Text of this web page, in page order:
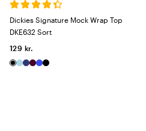
Dickies Signature Mock Wrap Top
DKE632 Sort
129 kr.